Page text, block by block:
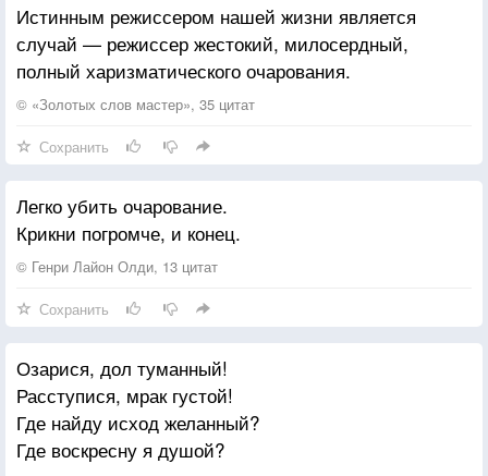
Истинным режиссером нашей жизни является
случай — режиссер жестокий, милосердный,
полный харизматического очарования.
© «Золотых слов мастер», 35 цитат
Сохранить
Легко убить очарование.
Крикни погромче, и конец.
© Генри Лайон Олди, 13 цитат
Сохранить
Озарися, дол туманный!
Расступися, мрак густой!
Где найду исход желанный?
Где воскресну я душой?